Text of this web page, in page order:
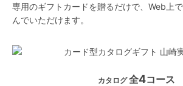
専用のギフトカードを贈るだけで、Web上
んでいただけます。
カタログ全4コース